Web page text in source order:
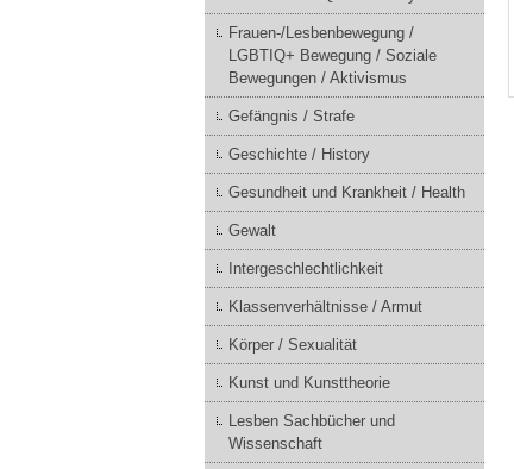
Frauen-/Lesbenbewegung /
LGBTIQ+ Bewegung / Soziale
Bewegungen / Aktivismus
Gefängnis / Strafe
Geschichte / History
Gesundheit und Krankheit / Health
Gewalt
Intergeschlechtlichkeit
Klassenverhältnisse / Armut
Körper / Sexualität
Kunst und Kunsttheorie
Lesben Sachbücher und
Wissenschaft